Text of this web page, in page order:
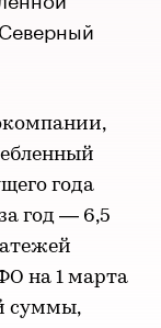
года
год — 6,5
на 1 марта
суммы,